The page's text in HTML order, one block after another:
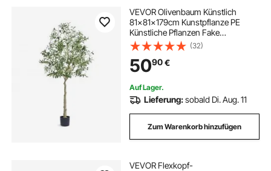
VEVOR Olivenbaum Künstlich
81x81x179cm Kunstpflanze PE
Künstliche Pflanzen Fake
Plastikpflanzen im Topf Kunstblume
Geruchslos wasserdicht Ideal zur
Dekoration von Schlafzimmer
Arbeitszimmer Wohnzimmer
(32)
5090€
Auf Lager.
Lieferung:sobald Di. Aug. 11
Zum Warenkorb hinzufügen
VEVOR Flexkopf-